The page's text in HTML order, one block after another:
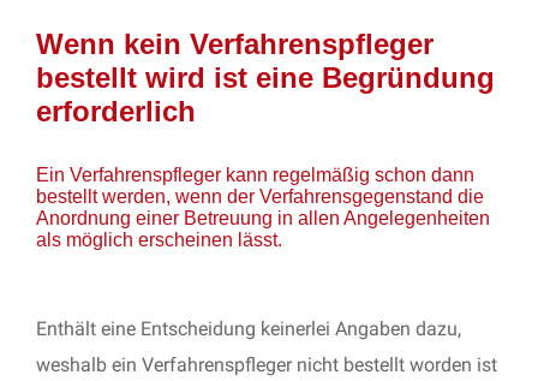
Wenn kein Verfahrenspfleger
bestellt wird ist eine Begründung
erforderlich
Ein Verfahrenspfleger kann regelmäßig schon dann
bestellt werden, wenn der Verfahrensgegenstand die
Anordnung einer Betreuung in allen Angelegenheiten
als möglich erscheinen lässt.
Enthält eine Entscheidung keinerlei Angaben dazu,
weshalb ein Verfahrenspfleger nicht bestellt worden ist